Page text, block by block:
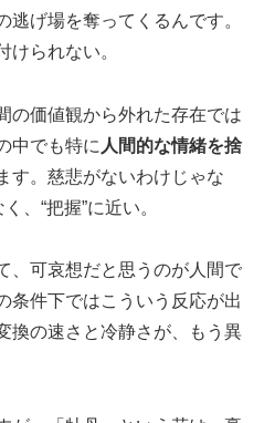
逃げ場を奪ってくるんです。
けられない。
の価値観から外れた存在では
中でも特に 人間的な情緒を捨
す。慈悲がないわけじゃな
、“把握”に近い。
、可哀想だと思うのが人間で
条件下ではこういう反応が出
換の速さと冷静さが、もう異